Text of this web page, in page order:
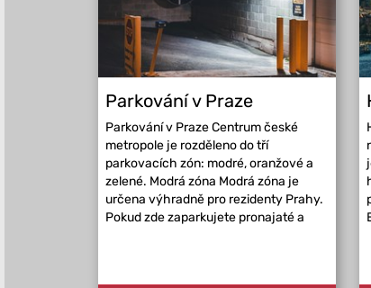
Parkování v Praze
Parkování v Praze Centrum české
metropole je rozděleno do tří
parkovacích zón: modré, oranžové a
zelené. Modrá zóna Modrá zóna je
určena výhradně pro rezidenty Prahy.
Pokud zde zaparkujete pronajaté a